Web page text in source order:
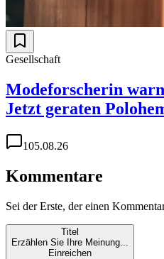
Gesellschaft
Modeforscherin
Jetzt geraten
105.08.26
Kommentare
Sei der Erste, der einen
Titel
Erzählen Sie Ihre Meinung...
Einreichen